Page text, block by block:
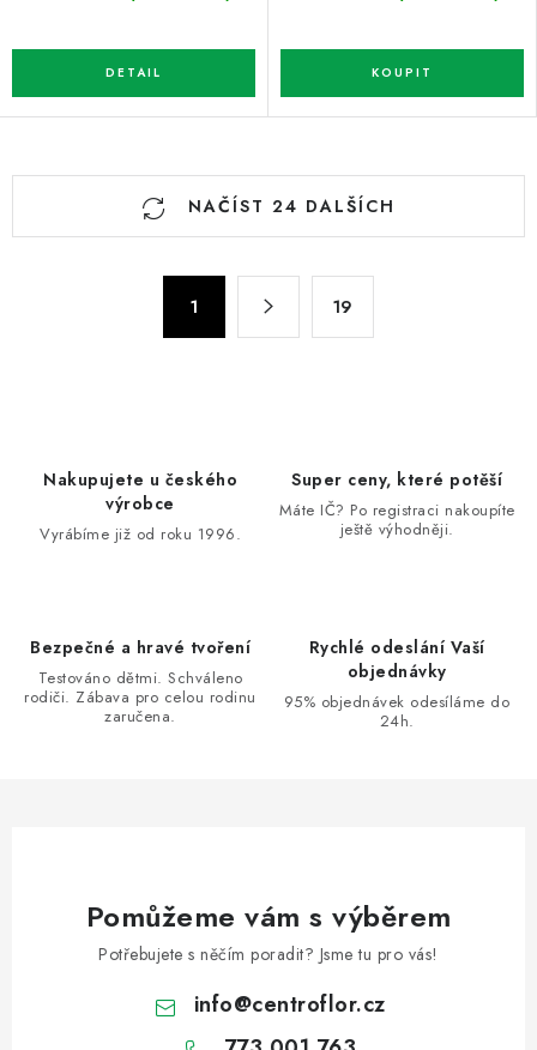
O
NAČÍST 24 DALŠÍCH
1 19
Nakupujete u českého
výrobce
Vyrábíme již od roku 1996.
Super ceny, které potěší
Máte IČ? Po registraci nakoupíte
ještě výhodněji.
Bezpečné a hravé tvoření
Testováno dětmi. Schváleno
rodiči. Zábava pro celou rodinu
zaručena.
Rychlé odeslání Vaší
objednávky
95% objednávek odesíláme do
24h.
Pomůžeme vám s výběrem
Potřebujete s něčím poradit? Jsme tu pro vás!
info@centroflor.cz